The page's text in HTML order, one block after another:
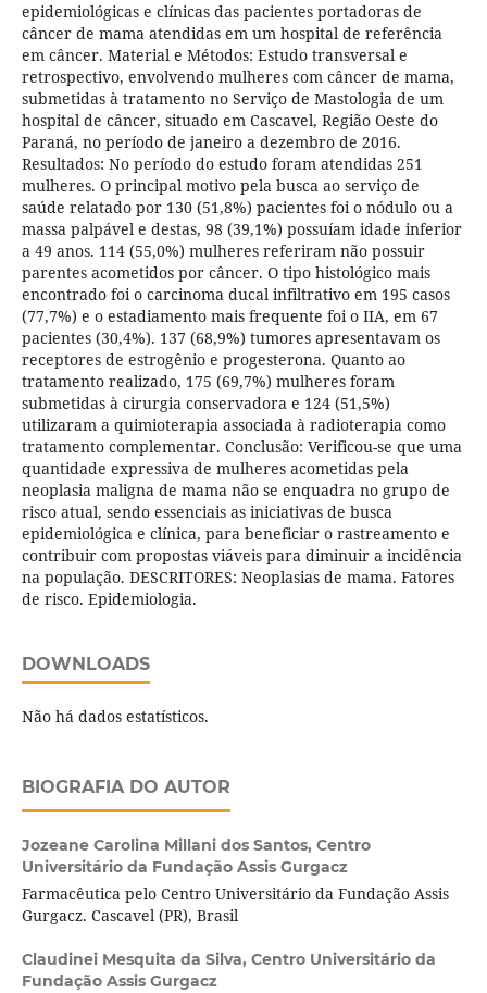
epidemiológicas e clínicas das pacientes portadoras de
câncer de mama atendidas em um hospital de referência
em câncer. Material e Métodos: Estudo transversal e
retrospectivo, envolvendo mulheres com câncer de mama,
submetidas à tratamento no Serviço de Mastologia de um
hospital de câncer, situado em Cascavel, Região Oeste do
Paraná, no período de janeiro a dezembro de 2016.
Resultados: No período do estudo foram atendidas 251
mulheres. O principal motivo pela busca ao serviço de
saúde relatado por 130 (51,8%) pacientes foi o nódulo ou a
massa palpável e destas, 98 (39,1%) possuíam idade inferior
a 49 anos. 114 (55,0%) mulheres referiram não possuir
parentes acometidos por câncer. O tipo histológico mais
encontrado foi o carcinoma ducal infiltrativo em 195 casos
(77,7%) e o estadiamento mais frequente foi o IIA, em 67
pacientes (30,4%). 137 (68,9%) tumores apresentavam os
receptores de estrogênio e progesterona. Quanto ao
tratamento realizado, 175 (69,7%) mulheres foram
submetidas à cirurgia conservadora e 124 (51,5%)
utilizaram a quimioterapia associada à radioterapia como
tratamento complementar. Conclusão: Verificou-se que uma
quantidade expressiva de mulheres acometidas pela
neoplasia maligna de mama não se enquadra no grupo de
risco atual, sendo essenciais as iniciativas de busca
epidemiológica e clínica, para beneficiar o rastreamento e
contribuir com propostas viáveis para diminuir a incidência
na população. DESCRITORES: Neoplasias de mama. Fatores
de risco. Epidemiologia.
DOWNLOADS
Não há dados estatísticos.
BIOGRAFIA DO AUTOR
Jozeane Carolina Millani dos Santos, Centro
Universitário da Fundação Assis Gurgacz
Farmacêutica pelo Centro Universitário da Fundação Assis
Gurgacz. Cascavel (PR), Brasil
Claudinei Mesquita da Silva, Centro Universitário da
Fundação Assis Gurgacz